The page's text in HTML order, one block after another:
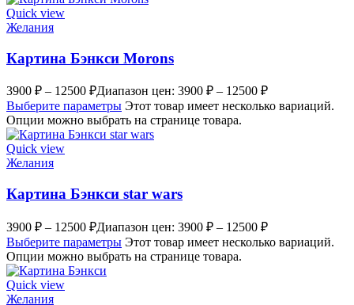
Quick view
Желания
Картина Бэнкси Morons
3900 ₽ – 12500 ₽Диапазон цен: 3900 ₽ – 12500 ₽
Выберите параметры Этот товар имеет несколько вариаций.
Опции можно выбрать на странице товара.
Quick view
Желания
Картина Бэнкси star wars
3900 ₽ – 12500 ₽Диапазон цен: 3900 ₽ – 12500 ₽
Выберите параметры Этот товар имеет несколько вариаций.
Опции можно выбрать на странице товара.
Quick view
Желания